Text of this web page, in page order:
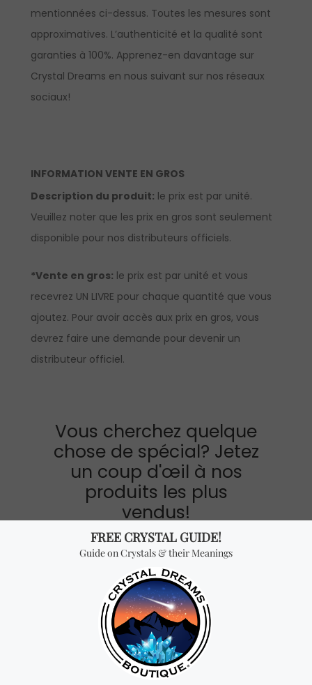
mentionnées ci-dessus. Toutes les mesures sont
approximatives. L’authenticité et la qualité sont
garanties à 100%. Apprenez-en davantage sur
Crystal Dreams en nous suivant sur nos réseaux
sociaux!
INFORMATION VENTE EN GROS
Description du produit: le prix est par unité.
Veuillez noter que les prix en gros sont seulement
disponible pour nos distributeurs officiels.
*Vente en gros: le prix est par unité et vous
recevrez UN LIVRE pour chaque quantité que vous
ajoutez. Pour avoir accès aux prix en gros, vous
devrez faire une demande pour devenir un
distributeur officiel.
Vous cherchez quelque
chose de spécial? Jetez
un coup d'œil à nos
produits les plus
vendus!